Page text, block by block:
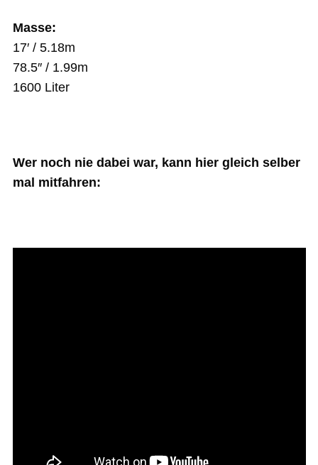
Masse:
17′ / 5.18m
78.5″ / 1.99m
1600 Liter
Wer noch nie dabei war, kann hier gleich selber
mal mitfahren: